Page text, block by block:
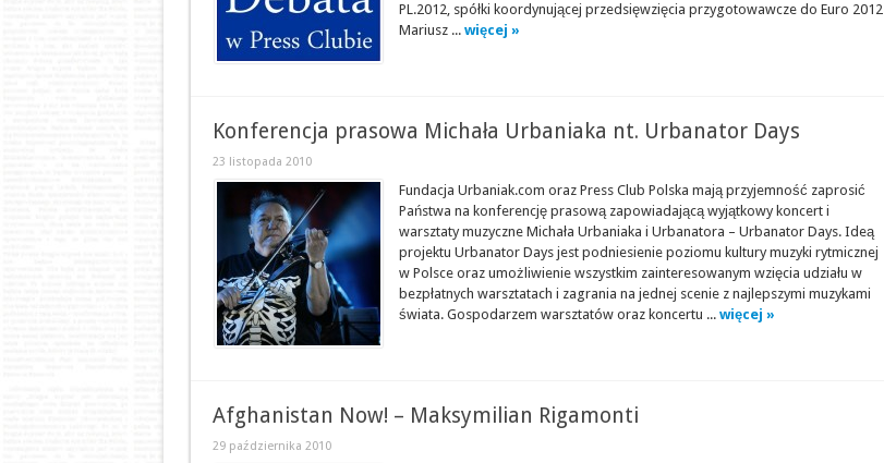
PL.2012, spółki koordynującej przedsięwzięcia przygotowawcze do Euro 2012
Mariusz ... więcej »
Konferencja prasowa Michała Urbaniaka nt. Urbanator Days
23 listopada 2010
Fundacja Urbaniak.com oraz Press Club Polska mają przyjemność zaprosić
Państwa na konferencję prasową zapowiadającą wyjątkowy koncert i
warsztaty muzyczne Michała Urbaniaka i Urbanatora – Urbanator Days. Ideą
projektu Urbanator Days jest podniesienie poziomu kultury muzyki rytmicznej
w Polsce oraz umożliwienie wszystkim zainteresowanym wzięcia udziału w
bezpłatnych warsztatach i zagrania na jednej scenie z najlepszymi muzykami
świata. Gospodarzem warsztatów oraz koncertu ... więcej »
Afghanistan Now! – Maksymilian Rigamonti
29 października 2010